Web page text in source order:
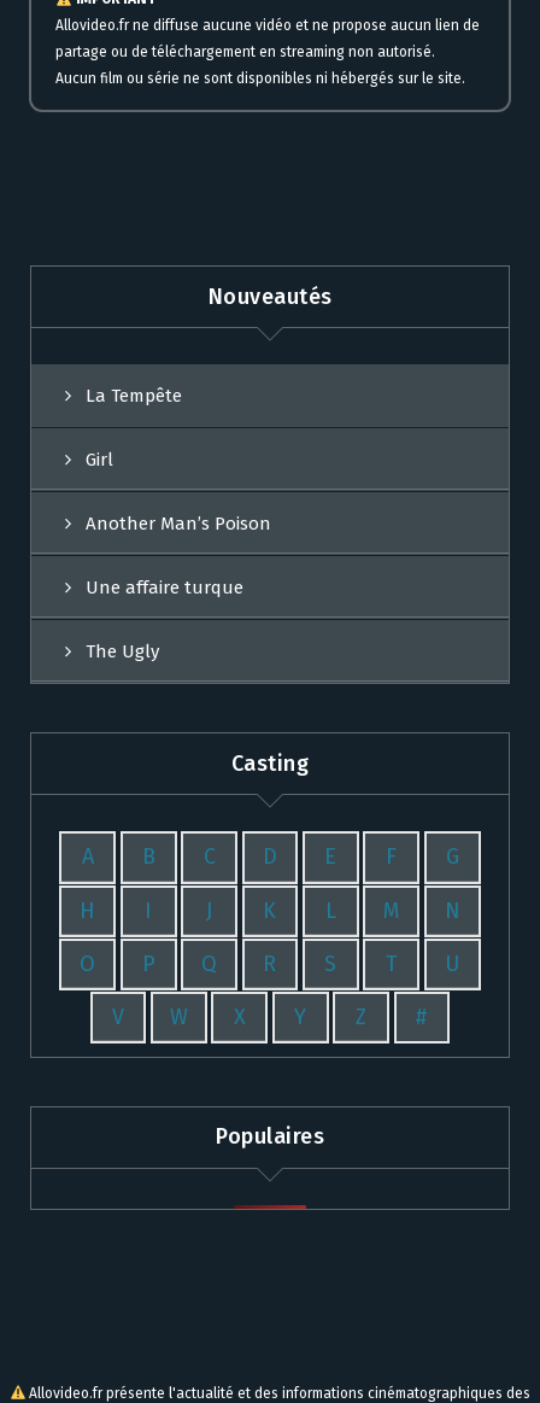
Allovideo.fr ne diffuse aucune vidéo et ne propose aucun lien de
partage ou de téléchargement en streaming non autorisé.
Aucun film ou série ne sont disponibles ni hébergés sur le site.
Nouveautés
La Tempête
Girl
Another Man’s Poison
Une affaire turque
The Ugly
Casting
A B C D E F G
H I J K L M N
O P Q R S T U
V W X Y Z #
Populaires
Allovideo.fr présente l'actualité et des informations cinématographiques des